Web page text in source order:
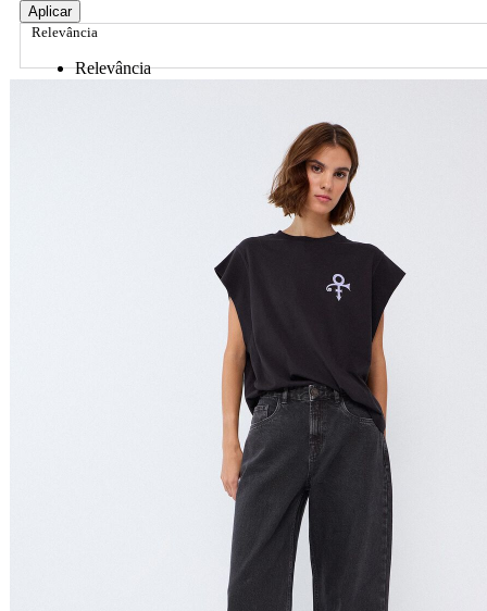
Aplicar
Relevância
Relevância
Nome do Produto A - Z
Nome do Produto Z - A